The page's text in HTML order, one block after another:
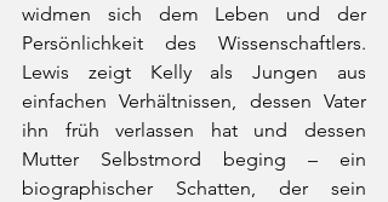
widmen sich dem Leben und der
Persönlichkeit des Wissenschaftlers.
Lewis zeigt Kelly als Jungen aus
einfachen Verhältnissen, dessen Vater
ihn früh verlassen hat und dessen
Mutter Selbstmord beging – ein
biographischer Schatten, der sein